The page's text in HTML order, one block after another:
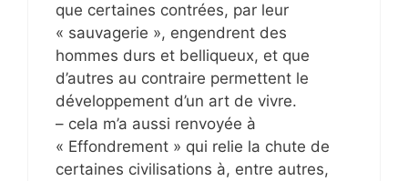
que certaines contrées, par leur
« sauvagerie », engendrent des
hommes durs et belliqueux, et que
d’autres au contraire permettent le
développement d’un art de vivre.
– cela m’a aussi renvoyée à
« Effondrement » qui relie la chute de
certaines civilisations à, entre autres,